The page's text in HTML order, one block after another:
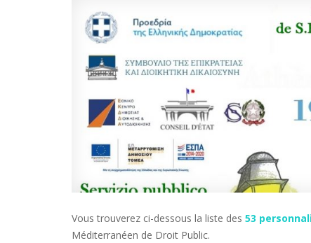
Vous trouverez ci-dessous la liste des 53
Méditerranéen de Droit Public.